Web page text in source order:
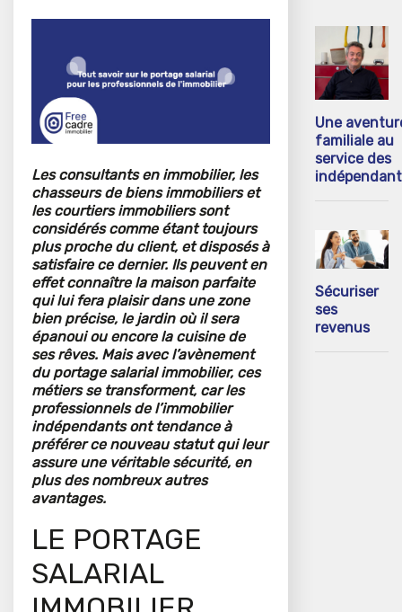
Les consultants en immobilier, les
chasseurs de biens immobiliers et
les courtiers immobiliers sont
considérés comme étant toujours
plus proche du client, et disposés à
satisfaire ce dernier. Ils peuvent en
effet connaître la maison parfaite
qui lui fera plaisir dans une zone
bien précise, le jardin où il sera
épanoui ou encore la cuisine de
ses rêves. Mais avec l’avènement
du portage salarial immobilier, ces
métiers se transforment, car les
professionnels de l’immobilier
indépendants ont tendance à
préférer ce nouveau statut qui leur
assure une véritable sécurité, en
plus des nombreux autres
avantages.
LE PORTAGE
SALARIAL
Une
familiale au
service des
Sécuriser
ses
revenus